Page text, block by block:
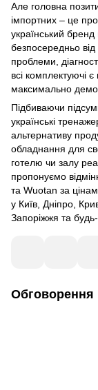
Але головна
імпортних – це
український бренд
безпосередньо
проблеми,
всі комплектуючі
максимально
Підбиваючи
українські
альтернативу
обладнання для
готелю чи залу
пропонуємо
та Wuotan за
у Київ, Дніпро,
Запоріжжя та будь-
Обговорення